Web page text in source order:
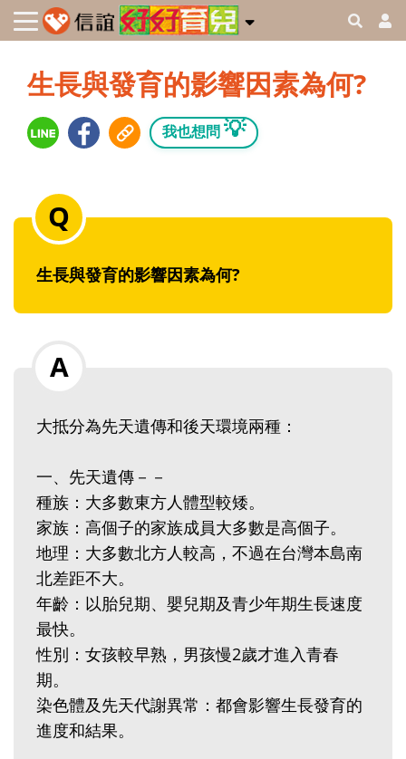
生長與發育的影響因素為何?
我也想問 💡
生長與發育的影響因素為何?
大抵分為先天遺傳和後天環境兩種：
一、先天遺傳－－
種族：大多數東方人體型較矮。
家族：高個子的家族成員大多數是高個子。
地理：大多數北方人較高，不過在台灣本島南
北差距不大。
年齡：以胎兒期、嬰兒期及青少年期生長速度
最快。
性別：女孩較早熟，男孩慢2歲才進入青春
期。
染色體及先天代謝異常：都會影響生長發育的
進度和結果。